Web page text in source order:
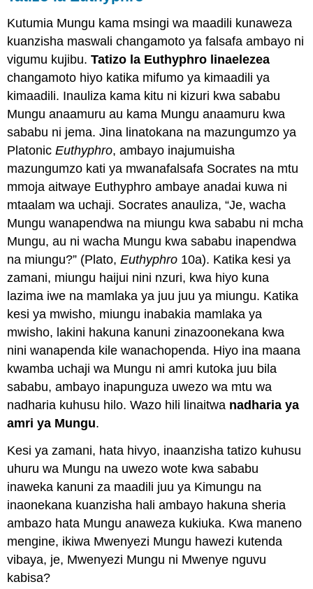
Kutumia Mungu kama msingi wa maadili kunaweza
kuanzisha maswali changamoto ya falsafa ambayo ni
vigumu kujibu.Tatizo la Euthyphro linaelezea
changamoto hiyo katika mifumo ya kimaadili ya
kimaadili. Inauliza kama kitu ni kizuri kwa sababu
Mungu anaamuru au kama Mungu anaamuru kwa
sababu ni jema. Jina linatokana na mazungumzo ya
PlatonicEuthyphro, ambayo inajumuisha
mazungumzo kati ya mwanafalsafa Socrates na mtu
mmoja aitwaye Euthyphro ambaye anadai kuwa ni
mtaalam wa uchaji. Socrates anauliza, “Je, wacha
Mungu wanapendwa na miungu kwa sababu ni mcha
Mungu, au ni wacha Mungu kwa sababu inapendwa
na miungu?” (Plato,Euthyphro 10a). Katika kesi ya
zamani, miungu haijui nini nzuri, kwa hiyo kuna
lazima iwe na mamlaka ya juu juu ya miungu. Katika
kesi ya mwisho, miungu inabakia mamlaka ya
mwisho, lakini hakuna kanuni zinazoonekana kwa
nini wanapenda kile wanachopenda. Hiyo ina maana
kwamba uchaji wa Mungu ni amri kutoka juu bila
sababu, ambayo inapunguza uwezo wa mtu wa
nadharia kuhusu hilo. Wazo hili linaitwa nadharia ya
amri ya Mungu.
Kesi ya zamani, hata hivyo, inaanzisha tatizo kuhusu
uhuru wa Mungu na uwezo wote kwa sababu
inaweka kanuni za maadili juu ya Kimungu na
inaonekana kuanzisha hali ambayo hakuna sheria
ambazo hata Mungu anaweza kukiuka. Kwa maneno
mengine, ikiwa Mwenyezi Mungu hawezi kutenda
vibaya, je, Mwenyezi Mungu ni Mwenye nguvu
kabisa?